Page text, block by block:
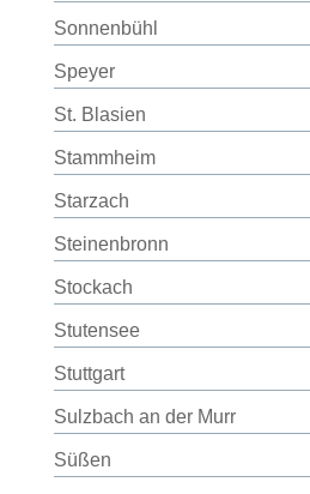
Sonnenbühl
Speyer
St. Blasien
Stammheim
Starzach
Steinenbronn
Stockach
Stutensee
Stuttgart
Sulzbach an der Murr
Süßen